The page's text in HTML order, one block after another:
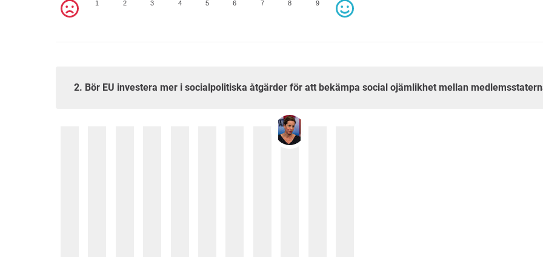
1 2 3 4 5 6 7 8 9
2. Bör EU investera mer i socialpolitiska åtgärder för att bekämpa social ojämlikhet mellan